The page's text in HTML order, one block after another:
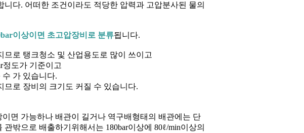
다. 어떠한 조건이라도 적당한 압력과 고압분사된 물의
이상이면 초고압장비로 분류됩니다.
로 탱크청소 및 산업용도로 많이 쓰이고
정도가 기준이고
가 있습니다.
로 장비의 크기도 커질 수 있습니다.
면 가능하나 배관이 길거나 역구배형태의 배관에는 단
밖으로 배출하기위해서는 180bar이상에 80ℓ/min이상의